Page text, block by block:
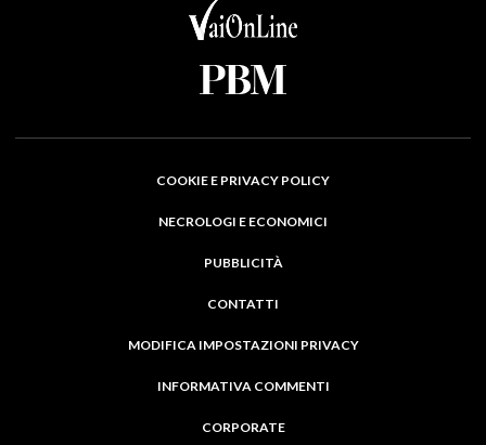
COOKIE E PRIVACY POLICY
NECROLOGI E ECONOMICI
PUBBLICITÀ
CONTATTI
MODIFICA IMPOSTAZIONI PRIVACY
INFORMATIVA COMMENTI
CORPORATE